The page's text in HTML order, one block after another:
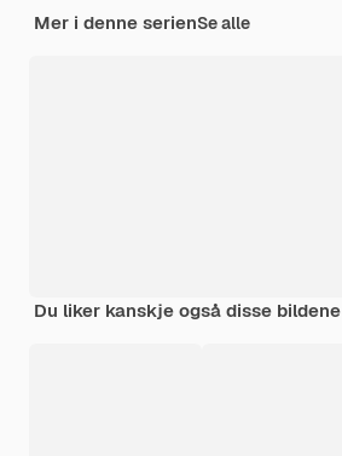
Mer i denne serienSe alle
Du liker kanskje også disse bildene